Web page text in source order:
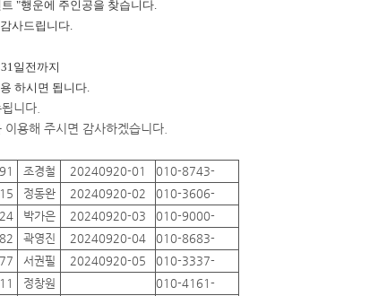
"행운에 주인공을 찾습니다.
사드립니다.
일전까지
하시면 됩니다.
니다.
용해 주시면 감사하겠습니다.
조경철 20240920-01
010-8743-
정동완 20240920-02
010-3606-
박가은 20240920-03
010-9000-
곽영진 20240920-04
010-8683-
서권필 20240920-05
010-3337-
정창원
010-4161-